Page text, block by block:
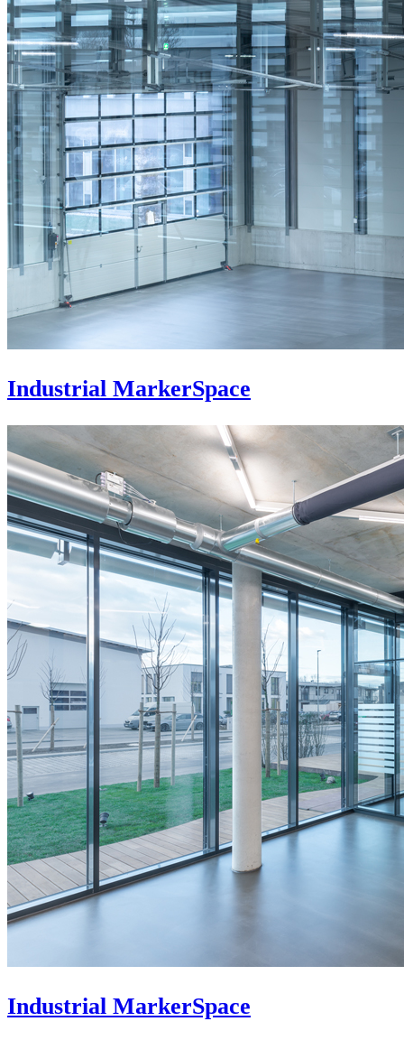
Industrial MarkerSpace
Industrial MarkerSpace